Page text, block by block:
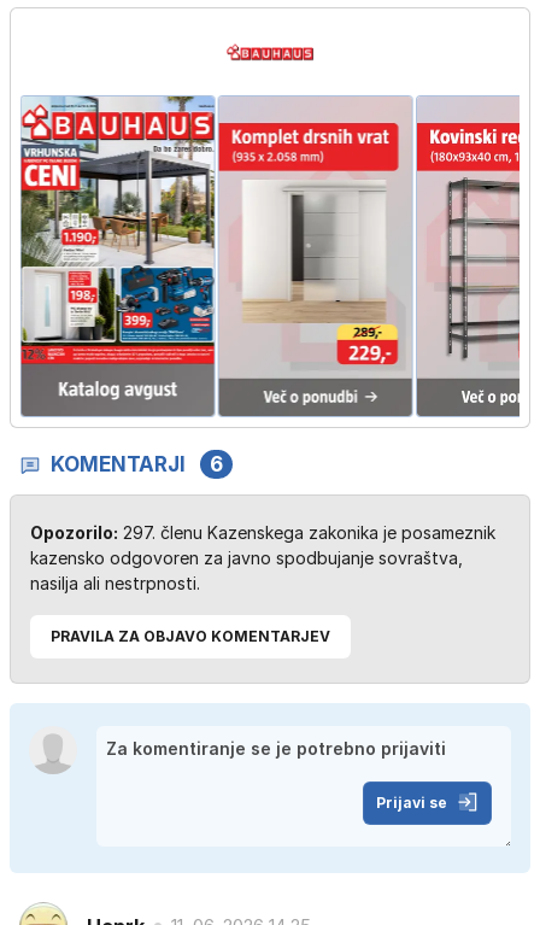
KOMENTARJI 6
Opozorilo: 297. členu Kazenskega zakonika je posameznik
kazensko odgovoren za javno spodbujanje sovraštva,
nasilja ali nestrpnosti.
PRAVILA ZA OBJAVO KOMENTARJEV
Prijavi se